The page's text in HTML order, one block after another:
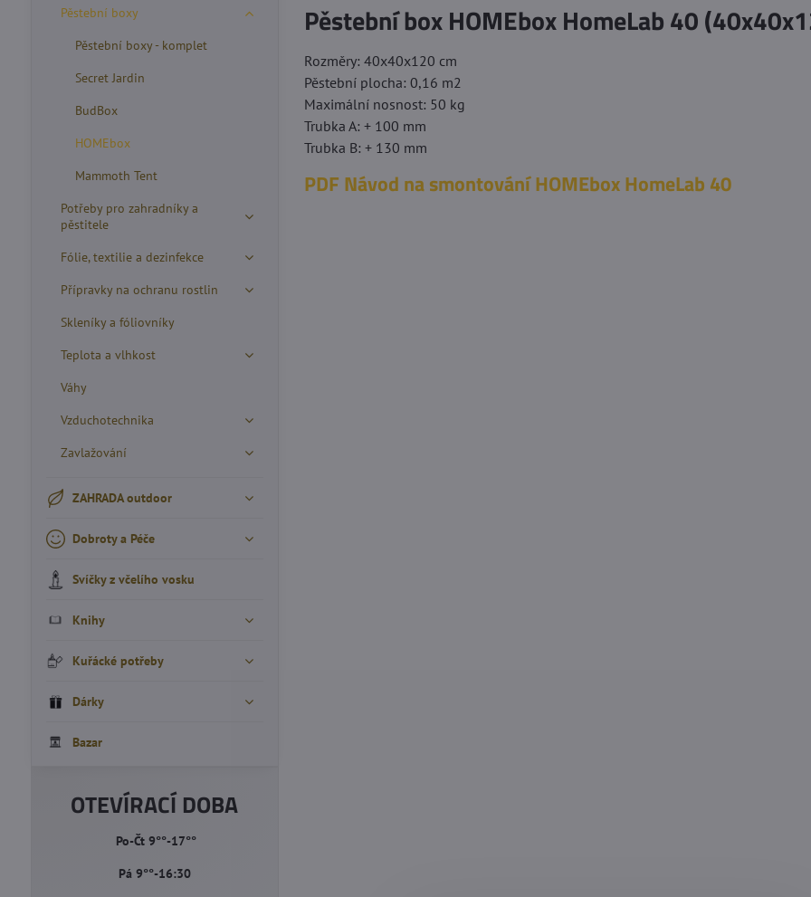
Pěstební box HOMEbox HomeLab 40
Rozměry: 40x40x120 cm
Pěstební plocha: 0,16 m2
Maximální nosnost: 50 kg
Trubka A: + 100 mm
Trubka B: + 130 mm
PDF Návod na smontování HOMEbox HomeLab 40
Pěstební boxy
Pěstební boxy - komplet
Secret Jardin
BudBox
HOMEbox
Mammoth Tent
Potřeby pro zahradníky a
pěstitele
Fólie, textilie a dezinfekce
Přípravky na ochranu rostlin
Skleníky a fóliovníky
Teplota a vlhkost
Váhy
Vzduchotechnika
Zavlažování
ZAHRADA outdoor
Dobroty a Péče
Svíčky z včelího vosku
Knihy
Kuřácké potřeby
Dárky
Bazar
OTEVÍRACÍ DOBA
Po-Čt 9°°-17°°
Pá 9°°-16:30